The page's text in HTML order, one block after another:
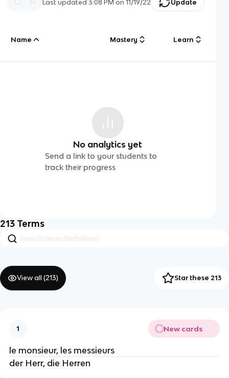
Last updated3:08 PM on 11/19/22 Update
Name Mastery Learn
No analytics yet
Send a link to your students to
track their progress
213 Terms
View all (213) Star these 213
1 New cards
le monsieur, les messieurs
der Herr, die Herren